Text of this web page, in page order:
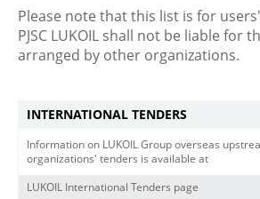
Please note that this list is for
PJSC LUKOIL shall not be liable for
arranged by other organizations.
INTERNATIONAL TENDERS
Information on LUKOIL Group overseas
organizations' tenders is available at
LUKOIL International Tenders page